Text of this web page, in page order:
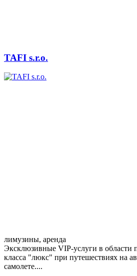
TAFI s.r.o.
лимузины, аренда
Эксклюзивные VIP-услуги в области
класса "люкс" при путешествиях на
самолете....